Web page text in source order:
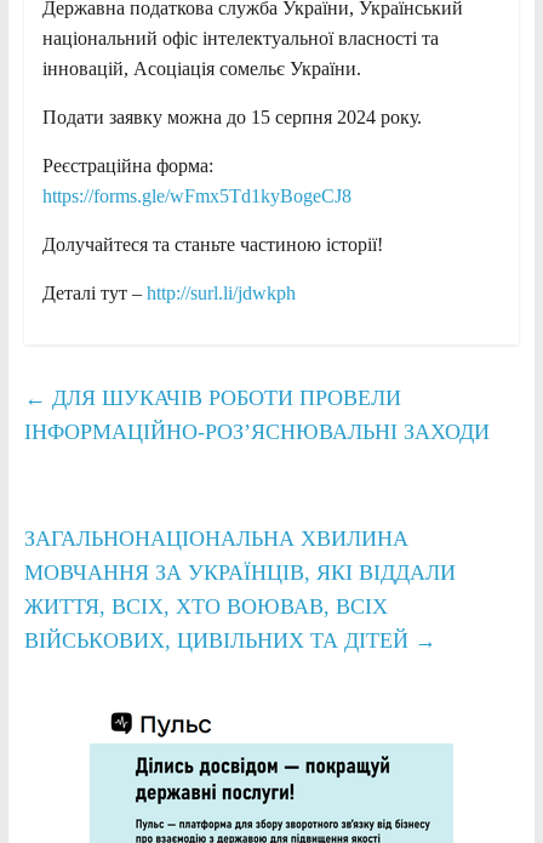
Державна податкова служба України, Український
національний офіс інтелектуальної власності та
інновацій, Асоціація сомельє України.
Подати заявку можна до 15 серпня 2024 року.
Реєстраційна форма:
https://forms.gle/wFmx5Td1kyBogeCJ8
Долучайтеся та станьте частиною історії!
Деталі тут – http://surl.li/jdwkph
← ДЛЯ ШУКАЧІВ РОБОТИ ПРОВЕЛИ
ІНФОРМАЦІЙНО-РОЗ’ЯСНЮВАЛЬНІ ЗАХОДИ
ЗАГАЛЬНОНАЦІОНАЛЬНА ХВИЛИНА
МОВЧАННЯ ЗА УКРАЇНЦІВ, ЯКІ ВІДДАЛИ
ЖИТТЯ, ВСІХ, ХТО ВОЮВАВ, ВСІХ
ВІЙСЬКОВИХ, ЦИВІЛЬНИХ ТА ДІТЕЙ →